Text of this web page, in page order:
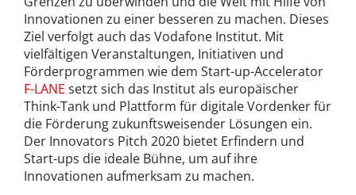
Innovationen zu einer besseren zu machen. Dieses
Ziel verfolgt auch das Vodafone Institut. Mit
vielfältigen Veranstaltungen, Initiativen und
Förderprogrammen wie dem Start-up-Accelerator
F-LANE setzt sich das Institut als europäischer
Think-Tank und Plattform für digitale Vordenker für
die Förderung zukunftsweisender Lösungen ein.
Der Innovators Pitch 2020 bietet Erfindern und
Start-ups die ideale Bühne, um auf ihre
Innovationen aufmerksam zu machen.